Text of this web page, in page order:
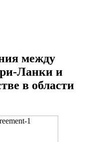
между
Ланки и
в области